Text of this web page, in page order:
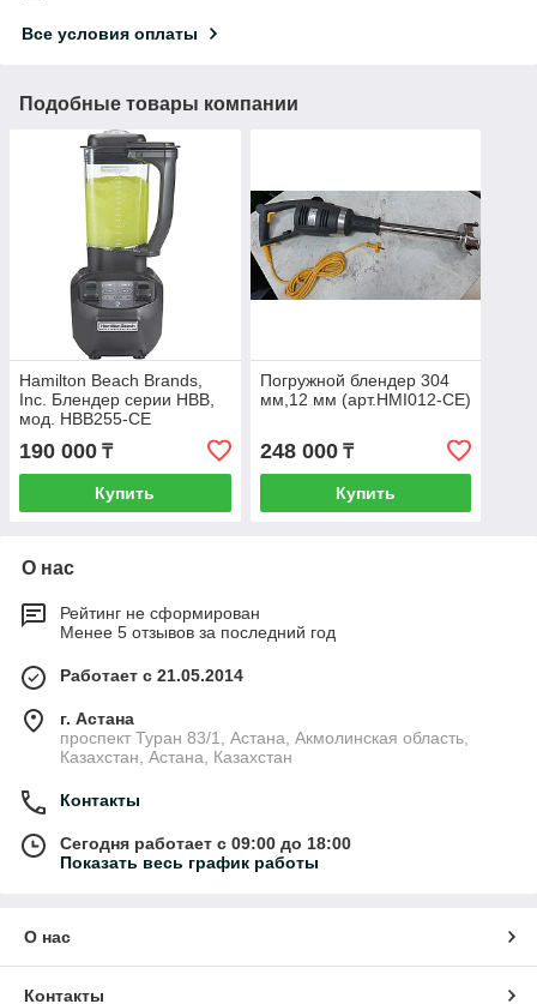
Все условия оплаты
Подобные товары компании
Hamilton Beach Brands,
Inc. Блендер серии HBB,
мод. HBB255-CE
190 000 ₸
Купить
Погружной блендер 304
мм,12 мм (арт.HMI012-CE)
248 000₸
Купить
О нас
Рейтинг не сформирован
Менее 5 отзывов за последний год
Работает с 21.05.2014
г. Астана
проспект Туран 83/1, Астана, Акмолинская область,
Казахстан, Астана, Казахстан
Контакты
Сегодня работает с 09:00 до 18:00
Показать весь график работы
О нас
Контакты